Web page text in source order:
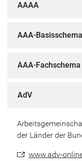
AAAA
AAA-Basisschema
AAA-Fachschema
AdV
der Länder der
www.adv-